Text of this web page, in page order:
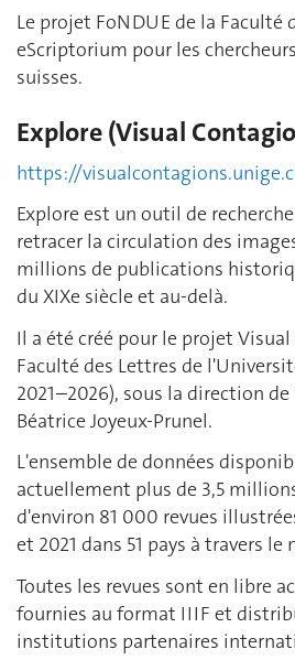
Le projet FoNDUE de la Faculté
eScriptorium pour les
suisses.
Explore (Visual
https://
Explore est un outil de
retracer la circulation des
millions de publications
du XIXe siècle et au-delà.
Il a été créé pour le projet
Faculté des Lettres de
2021–2026), sous la direction
Béatrice Joyeux-Prunel.
L'ensemble de données
actuellement plus de 3,5
d'environ 81 000 revues
et 2021 dans 51 pays à travers le
Toutes les revues sont en libre
fournies au format IIIF et
institutions partenaires